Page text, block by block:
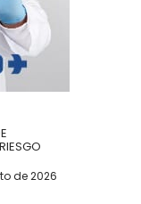
de 2026